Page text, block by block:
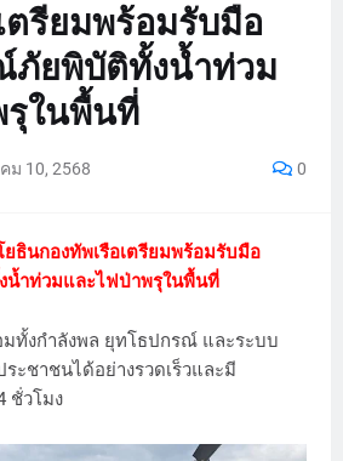
ตรียมพร้อมรับมือ
ภัยพิบัติทั้งน้ำท่วม
รุในพื้นที่
ม 10, 2568 0
ธินกองทัพเรือเตรียมพร้อมรับมือ
ำท่วมและไฟป่าพรุในพื้นที่
ทั้งกำลังพล ยุทโธปกรณ์ และระบบ
ระชาชนได้อย่างรวดเร็วและมี
ชั่วโมง